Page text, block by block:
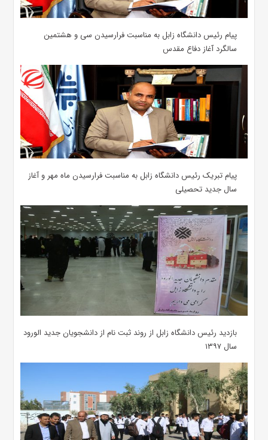
پیام رئیس دانشگاه زابل به مناسبت فرارسیدن سی و هشتمین
سالگرد آغاز دفاع مقدس
پیام تبریک رئیس دانشگاه زابل به مناسبت فرارسیدن ماه مهر و آغاز
سال جدید تحصیلی
بازدید رئیس دانشگاه زابل از روند ثبت نام از دانشجویان جدید الورود
سال ۱۳۹۷